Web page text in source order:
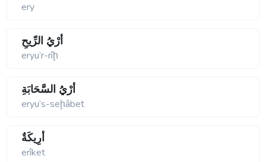
ery
أَرْيُ الرِّيحِ
eryu’r-rîḩ
أَرْيُ السَّحَابَةِ
eryu’s-seḩâbet
أَرِيكَةٌ
erîket